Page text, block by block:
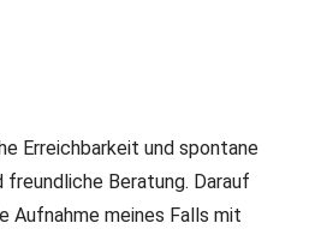
Erreichbarkeit und spontane
Beratung. Darauf
Aufnahme meines Falls mit